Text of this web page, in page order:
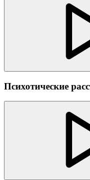
Психотические